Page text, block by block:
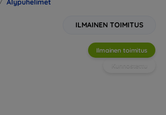
Älypuhelimet
ILMAINEN TOIMITUS
Ilmainen toimitus